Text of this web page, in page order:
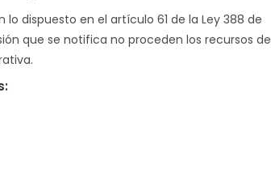
dispuesto en el artículo 61 de la Ley 388 de
que se notifica no proceden los recursos de